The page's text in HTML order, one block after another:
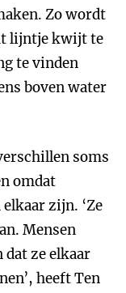
Zo wordt
lijntje kwijt te
te vinden
boven water
soms
omdat
elkaar zijn. ‘Ze
Mensen
ze elkaar
heeft Ten